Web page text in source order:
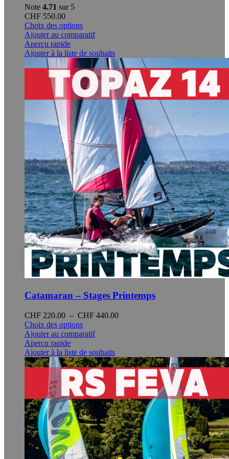
Note 4.71 sur 5
CHF 550.00
Choix des optionsCe
produit
plusieurs
variations.
Les
options
peuvent
être
choisies
sur
la
page
du
produit
Ajouter au comparatif
Aperçu rapide
Ajouter à la liste de souhaits
Catamaran – Stages Printemps
CHF 220.00 – CHF 440.00Plage
CHF 440.00
Choix des optionsCe
produit
plusieurs
variations.
Les
options
peuvent
être
choisies
sur
la
page
du
produit
Ajouter au comparatif
Aperçu rapide
Ajouter à la liste de souhaits